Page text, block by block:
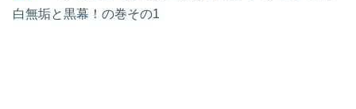
白無垢と黒幕！の巻その1